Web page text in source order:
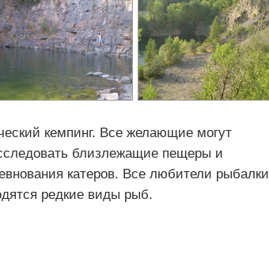
кемпинг. Все желающие могут
близлежащие пещеры и
катеров. Все любители рыбалки
редкие виды рыб.